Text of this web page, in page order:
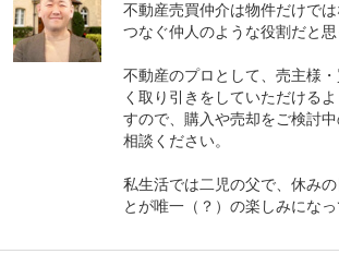
不動産売買仲介は物件だけで
つなぐ仲人のような役割だと思
不動産のプロとして、売主様
く取り引きをしていただける
すので、購入や売却をご検討
相談ください。
私生活では二児の父で、休み
とが唯一（？）の楽しみにな